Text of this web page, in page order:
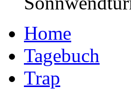
Home
Tagebuch
Trap